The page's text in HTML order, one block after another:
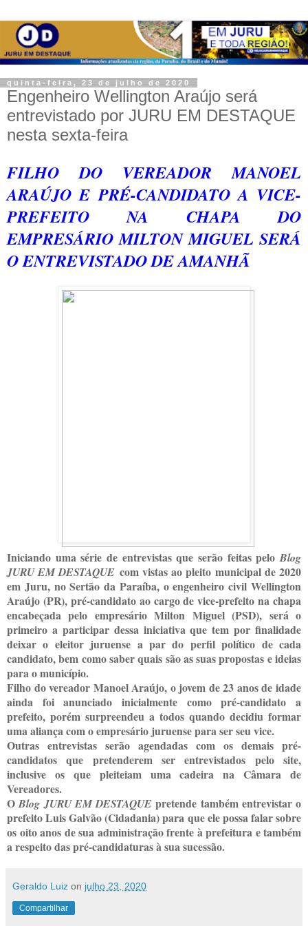
quinta-feira, 23 de julho de 2020
Engenheiro Wellington Araújo será
entrevistado por JURU EM DESTAQUE
nesta sexta-feira
FILHO DO VEREADOR MANOEL
ARAÚJO E PRÉ-CANDIDATO A VICE-
PREFEITO NA CHAPA DO
EMPRESÁRIO MILTON MIGUEL SERÁ
O ENTREVISTADO DE AMANHÃ
Iniciando uma série de entrevistas que serão feitas pelo Blog
JURU EM DESTAQUE com vistas ao pleito municipal de 2020
em Juru, no Sertão da Paraíba, o engenheiro civil Wellington
Araújo (PR), pré-candidato ao cargo de vice-prefeito na chapa
encabeçada pelo empresário Milton Miguel (PSD), será o
primeiro a participar dessa iniciativa que tem por finalidade
deixar o eleitor juruense a par do perfil político de cada
candidato, bem como saber quais são as suas propostas e ideias
para o município.
Filho do vereador Manoel Araújo, o jovem de 23 anos de idade
ainda foi anunciado inicialmente como pré-candidato a
prefeito, porém surpreendeu a todos quando decidiu formar
uma aliança com o empresário juruense para ser seu vice.
Outras entrevistas serão agendadas com os demais pré-
candidatos que pretenderem ser entrevistados pelo site,
inclusive os que pleiteiam uma cadeira na Câmara de
Vereadores.
OBlog JURU EM DESTAQUE pretende também entrevistar o
prefeito Luis Galvão (Cidadania) para que ele possa falar sobre
os oito anos de sua administração frente à prefeitura e também
a respeito das pré-candidaturas à sua sucessão.
Geraldo Luiz on julho 23, 2020
Compartilhar